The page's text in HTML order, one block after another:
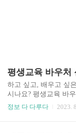
하고 싶고, 배우고 싶
시나요? 평생교육 바
을 수강할 수 있습니
정보 다 다루다 2023.